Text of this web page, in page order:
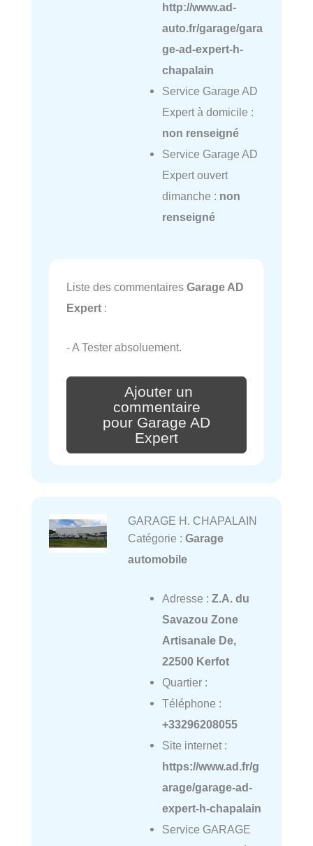
http://www.ad-
auto.fr/garage/gara
ge-ad-expert-h-
chapalain
Service Garage AD
Expert à domicile :
non renseigné
Service Garage AD
Expert ouvert
dimanche : non
renseigné
Liste des commentaires Garage AD
Expert :
- A Tester absoluement.
Ajouter un
commentaire
pour Garage AD
Expert
GARAGE H. CHAPALAIN
Catégorie : Garage
automobile
Adresse : Z.A. du
Savazou Zone
Artisanale De,
22500 Kerfot
Quartier :
Téléphone :
+33296208055
Site internet :
https://www.ad.fr/g
arage/garage-ad-
expert-h-chapalain
Service GARAGE